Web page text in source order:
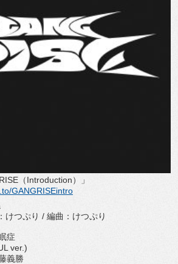
（Introduction）」
GANGRISEintro
けつぷり / 編曲：けつぷり
症
ver.)
義勝